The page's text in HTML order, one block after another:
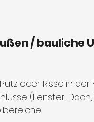
/ bauliche
oder Risse in der
(Fenster, Dach,